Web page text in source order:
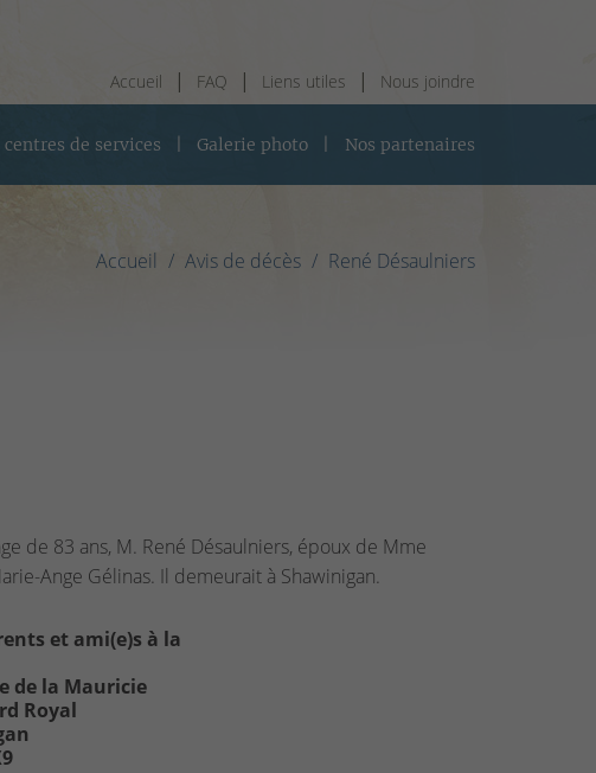
Accueil FAQ Liens utiles Nous joindre
centres de services Galerie photo Nos partenaires
Accueil Avis de décès René Désaulniers
de 83 ans, M. René Désaulniers, époux de Mme
Ange Gélinas. Il demeurait à Shawinigan.
et ami(e)s à la
de la Mauricie
Royal